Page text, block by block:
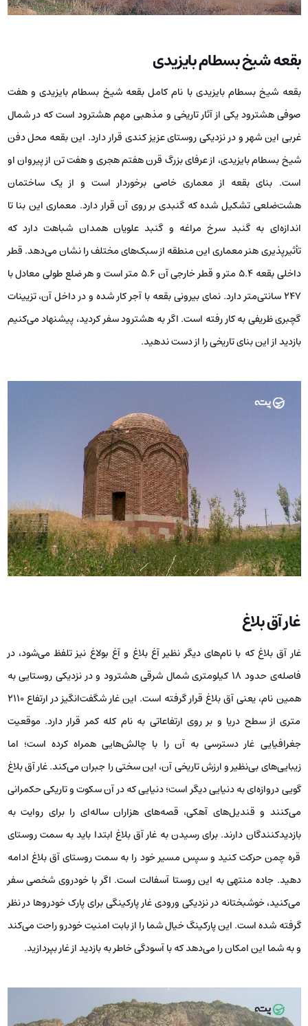
بقعه شیخ بسطام بایزیدی
بقعه شیخ بسطام بایزیدی با نام کامل بقعه شیخ بسطام بایزیدی و هفت
صوفی هشترود یکی از آثار تاریخی و مذهبی مهم هشترود است که در شمال
غربی این شهر و در نزدیکی روستای عزیز کندی قرار دارد. این بقعه محل دفن
شیخ بسطام بایزیدی، از عرفای بزرگ قرن هفتم هجری و هفت تن از پیروان او
است. بنای بقعه از معماری خاصی برخوردار است و از یک ساختمان
هشت‌ضلعی تشکیل شده که گنبدی بر روی آن قرار دارد. معماری این بنا تا
اندازه‌ای به گنبد سرخ مراغه و گنبد علویان همدان شباهت دارد که
تأثیرپذیری هنر معماری این منطقه از سبک‌های مختلف را نشان می‌دهد. قطر
داخلی بقعه ۵.۴ متر و قطر خارجی آن ۵.۶ متر است و هر ضلع طولی معادل با
۲۴۷ سانتی‌متر دارد. نمای بیرونی بقعه با آجر کار شده و در داخل آن، تزیینات
گچبری ظریفی به کار رفته است. اگر به هشترود سفر کردید، پیشنهاد می‌کنیم
بازدید از این بنای تاریخی را از دست ندهید.
غار آق بلاغ
غار آق بلاغ که با نام‌های دیگر نظیر آغ بلاغ و آغ بولاغ نیز تلفظ می‌شود، در
فاصله‌ی حدود ۱۸ کیلومتری شمال شرقی هشترود و در نزدیکی روستایی به
همین نام، یعنی آق بلاغ قرار گرفته است. این غار شگفت‌انگیز در ارتفاع ۲۱۱۰
متری از سطح دریا و بر روی ارتفاعاتی به نام کله کمر قرار دارد. موقعیت
جغرافیایی غار دسترسی به آن را با چالش‌هایی همراه کرده است؛ اما
زیبایی‌های بی‌نظیر و ارزش تاریخی آن، این سختی را جبران می‌کند. غار آق بلاغ
گویی دروازه‌ای به دنیایی دیگر است؛ دنیایی که در آن سکوت و تاریکی حکمرانی
می‌کنند و قندیل‌های آهکی، قصه‌های هزاران ساله‌ای را برای روایت به
بازدیدکنندگان دارند. برای رسیدن به غار آق بلاغ ابتدا باید به سمت روستای
قره چمن حرکت کنید و سپس مسیر خود را به سمت روستای آق بلاغ ادامه
دهید. جاده منتهی به این روستا آسفالت است. اگر با خودروی شخصی سفر
می‌کنید، خوشبختانه در نزدیکی ورودی غار پارکینگی برای پارک خودروها در نظر
گرفته شده است. این پارکینگ خیال شما را از بابت امنیت خودرو راحت می‌کند
و به شما این امکان را می‌دهد که با آسودگی خاطر به بازدید از غار بپردازید.